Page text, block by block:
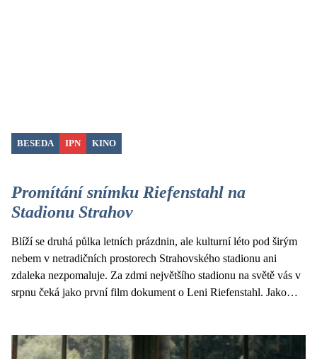
BESEDA IPN KINO
Promítání snímku Riefenstahl na
Stadionu Strahov
Blíží se druhá půlka letních prázdnin, ale kulturní léto pod širým
nebem v netradičních prostorech Strahovského stadionu ani
zdaleka nezpomaluje. Za zdmi největšího stadionu na světě vás v
srpnu čeká jako první film dokument o Leni Riefenstahl. Jako…